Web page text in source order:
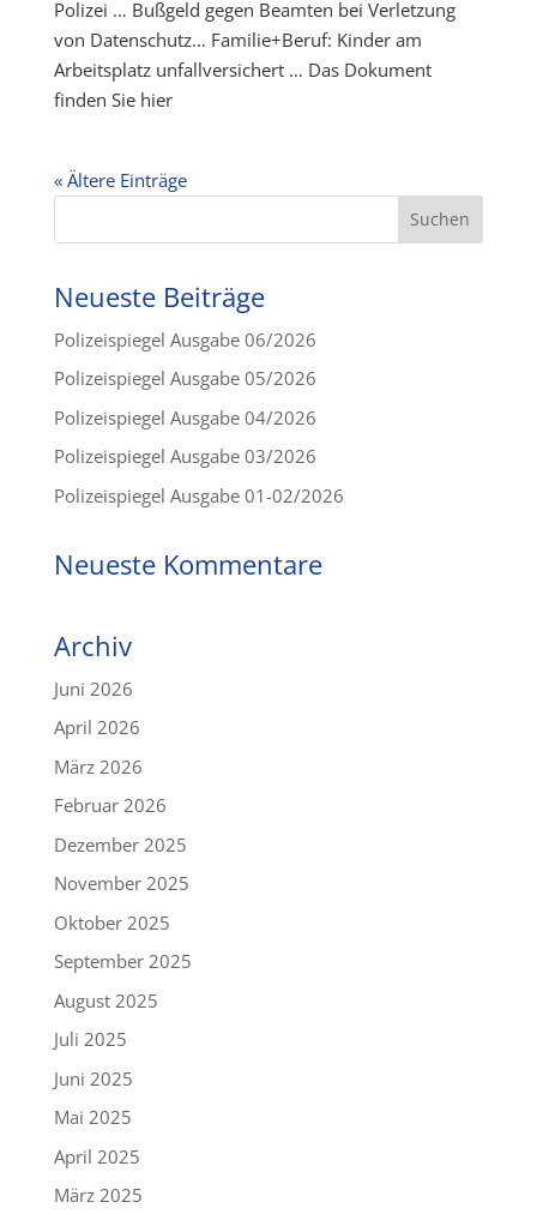
Polizei … Bußgeld gegen Beamten bei Verletzung
von Datenschutz… Familie+Beruf: Kinder am
Arbeitsplatz unfallversichert … Das Dokument
finden Sie hier
« Ältere Einträge
Neueste Beiträge
Polizeispiegel Ausgabe 06/2026
Polizeispiegel Ausgabe 05/2026
Polizeispiegel Ausgabe 04/2026
Polizeispiegel Ausgabe 03/2026
Polizeispiegel Ausgabe 01-02/2026
Neueste Kommentare
Archiv
Juni 2026
April 2026
März 2026
Februar 2026
Dezember 2025
November 2025
Oktober 2025
September 2025
August 2025
Juli 2025
Juni 2025
Mai 2025
April 2025
März 2025